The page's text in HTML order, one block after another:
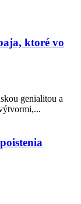
ktoré vo
genialitou a